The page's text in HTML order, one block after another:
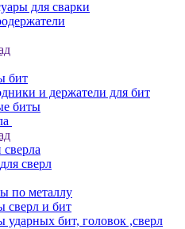
для сварки
бит
и держатели для бит
биты
сверл
по металлу
сверл и бит
ударных бит, головок ,сверл